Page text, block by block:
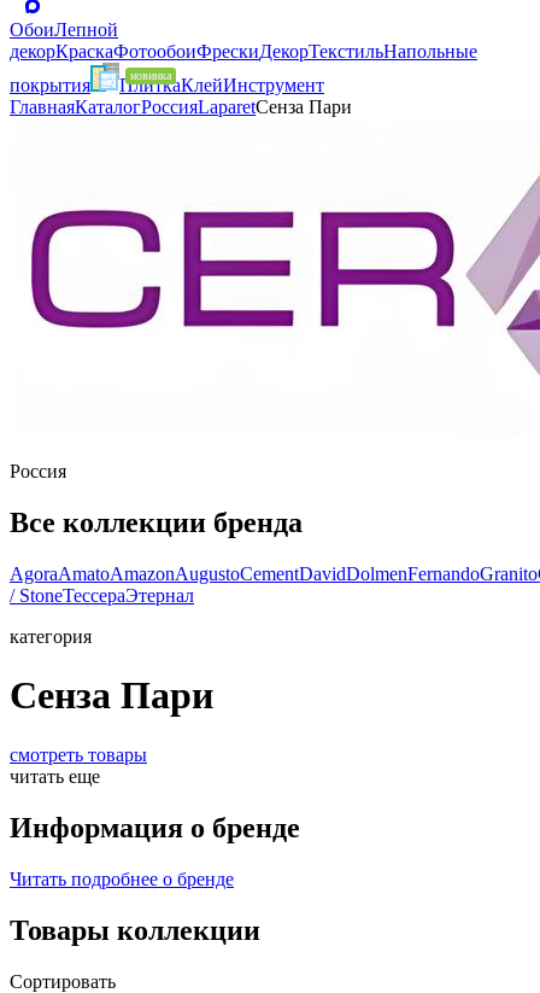
ОбоиЛепной
декорКраскаФотообоиФрескиДекорТекстильНапольные
покрытия
ПлиткаКлейИнструмент
ГлавнаяКаталогРоссияLaparetСенза Пари
Россия
Все коллекции бренда
AgoraAmatoAmazonAugustoCementDavidDolmenFernandoGranito
/ StoneТессераЭтернал
категория
Сенза Пари
смотреть товары
читать еще
Информация о бренде
Читать подробнее о бренде
Товары коллекции
Сортировать